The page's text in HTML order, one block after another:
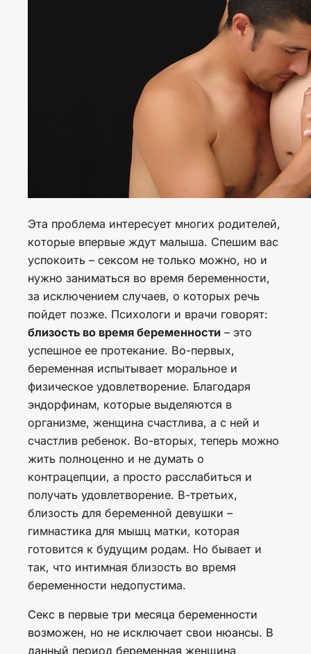
Эта проблема интересует многих родителей,
которые впервые ждут малыша. Спешим вас
успокоить – сексом не только можно, но и
нужно заниматься во время беременности,
за исключением случаев, о которых речь
пойдет позже. Психологи и врачи говорят:
близость во время беременности – это
успешное ее протекание. Во-первых,
беременная испытывает моральное и
физическое удовлетворение. Благодаря
эндорфинам, которые выделяются в
организме, женщина счастлива, а с ней и
счастлив ребенок. Во-вторых, теперь можно
жить полноценно и не думать о
контрацепции, а просто расслабиться и
получать удовлетворение. В-третьих,
близость для беременной девушки –
гимнастика для мышц матки, которая
готовится к будущим родам. Но бывает и
так, что интимная близость во время
беременности недопустима.
Секс в первые три месяца беременности
возможен, но не исключает свои нюансы. В
данный период беременная женщина